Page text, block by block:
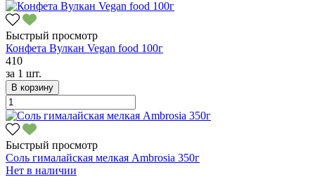
Быстрый просмотр
Конфета Вулкан Vegan food 100г
410
за 1 шт.
В корзину
Быстрый просмотр
Соль гималайская мелкая Ambrosia 350г
Нет в наличии